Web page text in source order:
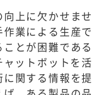
上に欠かせませ
業による生産で
とが困難である
ットボットを活
関する情報を提